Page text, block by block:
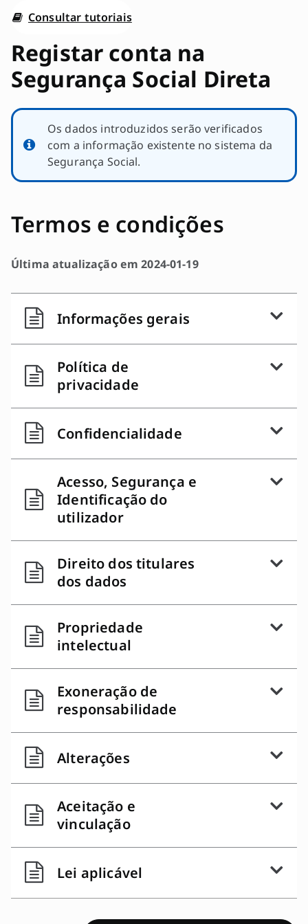
para
conteúdo
principal
da
página
Consultar tutoriais
Registar conta na
Segurança Social Direta
Os dados introduzidos serão verificados
com a informação existente no sistema da
Segurança Social.
Termos e condições
Última atualização em 2024-01-19
Informações gerais
Política de
privacidade
Confidencialidade
Acesso, Segurança e
Identificação do
utilizador
Direito dos titulares
dos dados
Propriedade
intelectual
Exoneração de
responsabilidade
Alterações
Aceitação e
vinculação
Lei aplicável